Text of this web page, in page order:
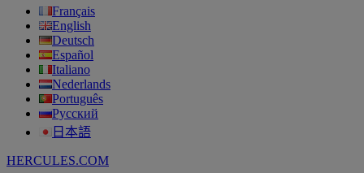
Français
English
Deutsch
Español
Italiano
Nederlands
Português
Русский
日本語
HERCULES.COM